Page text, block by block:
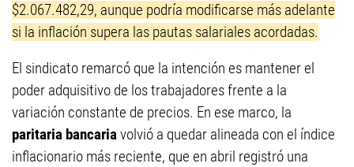
$2.067.482,29, aunque podría modificarse más adelante
si la inflación supera las pautas salariales acordadas.
El sindicato remarcó que la intención es mantener el
poder adquisitivo de los trabajadores frente a la
variación constante de precios. En ese marco, la
paritaria bancariavolvió a quedar alineada con el índice
inflacionario más reciente, que en abril registró una